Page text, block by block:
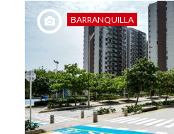
BARRANQUILLA